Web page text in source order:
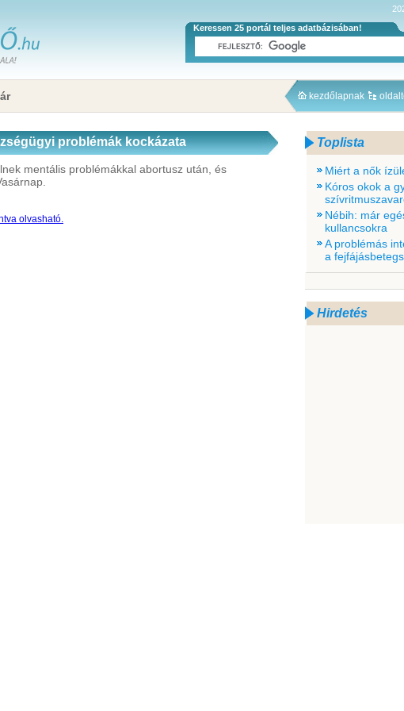
Keressen 25 portál teljes adatbázisában!
kezdőlapnak
problémák kockázata
mentális problémákkal abortusz után, és
olvasható.
Toplista
Miért a nők
Kóros okok a
Nébih: már
kullancsokra
A problémás
a
Hirdetés